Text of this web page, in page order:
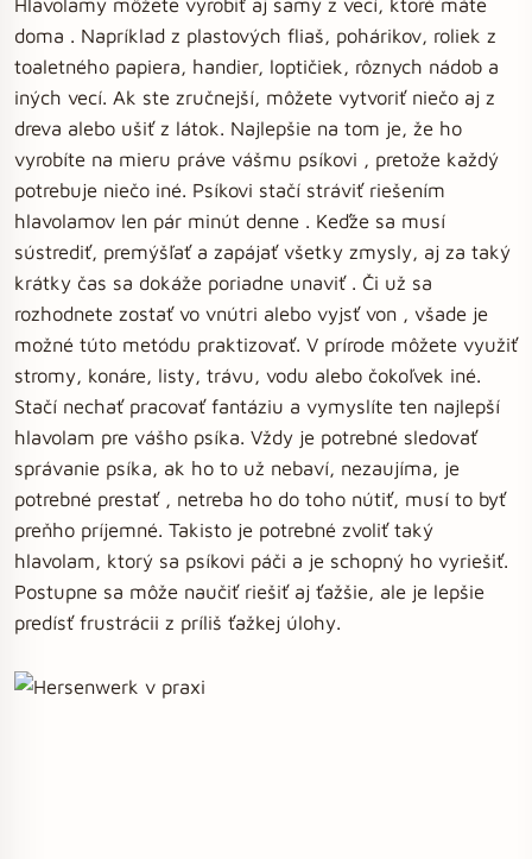
doma . Napríklad z plastových fliaš, pohárikov, roliek z
toaletného papiera, handier, loptičiek, rôznych nádob a
iných vecí. Ak ste zručnejší, môžete vytvoriť niečo aj z
dreva alebo ušiť z látok. Najlepšie na tom je, že ho
vyrobíte na mieru práve vášmu psíkovi , pretože každý
potrebuje niečo iné. Psíkovi stačí stráviť riešením
hlavolamov len pár minút denne . Keďže sa musí
sústrediť, premýšľať a zapájať všetky zmysly, aj za taký
krátky čas sa dokáže poriadne unaviť . Či už sa
rozhodnete zostať vo vnútri alebo vyjsť von , všade je
možné túto metódu praktizovať. V prírode môžete využiť
stromy, konáre, listy, trávu, vodu alebo čokoľvek iné.
Stačí nechať pracovať fantáziu a vymyslíte ten najlepší
hlavolam pre vášho psíka. Vždy je potrebné sledovať
správanie psíka, ak ho to už nebaví, nezaujíma, je
potrebné prestať , netreba ho do toho nútiť, musí to byť
preňho príjemné. Takisto je potrebné zvoliť taký
hlavolam, ktorý sa psíkovi páči a je schopný ho vyriešiť.
Postupne sa môže naučiť riešiť aj ťažšie, ale je lepšie
predísť frustrácii z príliš ťažkej úlohy.